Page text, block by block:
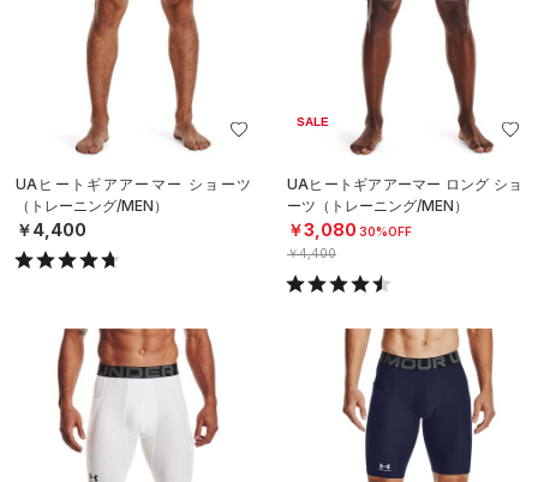
UAヒートギアアーマー ショーツ
（トレーニング/MEN）
￥4,400
SALE
UAヒートギアアーマー ロング ショ
ーツ（トレーニング/MEN）
￥3,080 30%OFF
￥4,400